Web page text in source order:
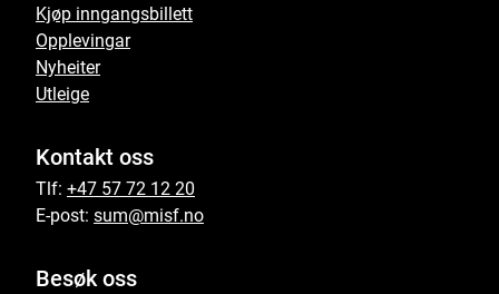
Kjøp inngangsbillett
Opplevingar
Nyheiter
Utleige
Kontakt oss
Tlf: +47 57 72 12 20
E-post: sum@misf.no
Besøk oss